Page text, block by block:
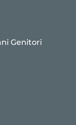
Genitori